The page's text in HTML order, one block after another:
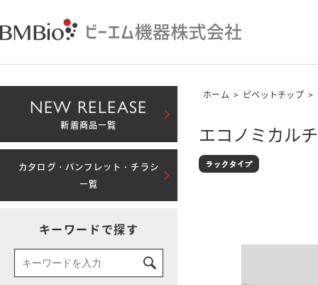
ホーム > ピペットチップ >
エコノミカル
NEW RELEASE
新着商品一覧
カタログ・パンフレット・チラシ
一覧
キーワードで探す